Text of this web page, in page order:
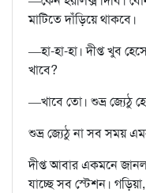
মাটিতে দাঁড়িয়ে থাকবে।
—হা-হা-হা। দীপ্ত খুব
খাবে?
—খাবে তো। শুভ্র জ্যেঠু
শুভ্র জ্যেঠু না সব সময়
দীপ্ত আবার একমনে
যাচ্ছে সব স্টেশন।